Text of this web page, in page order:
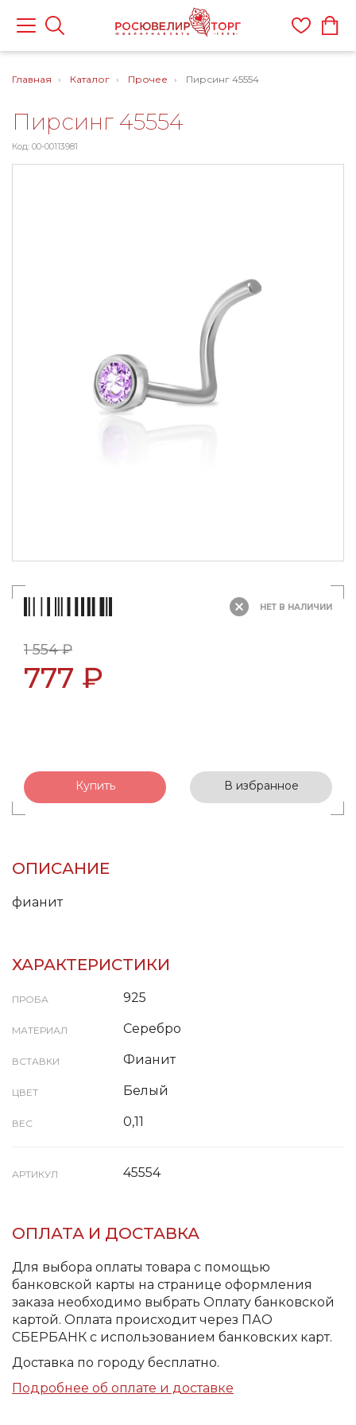
Главная Каталог Прочее Пирсинг 45554
Пирсинг 45554
Код: 00-00113981
НЕТ В НАЛИЧИИ
1 554 ₽
777 ₽
Купить В избранное
ОПИСАНИЕ
фианит
ХАРАКТЕРИСТИКИ
ПРОБА 925
МАТЕРИАЛ Серебро
ВСТАВКИ Фианит
ЦВЕТ Белый
ВЕС 0,11
АРТИКУЛ 45554
ОПЛАТА И ДОСТАВКА
Для выбора оплаты товара с помощью
банковской карты на странице оформления
заказа необходимо выбрать Оплату банковской
картой. Оплата происходит через ПАО
СБЕРБАНК с использованием банковских карт.
Доставка по городу бесплатно.
Подробнее об оплате и доставке